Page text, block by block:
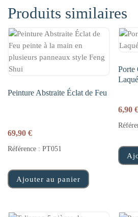
Produits similaires
Peinture Abstraite Éclat de Feu
69,90 €
Référence : PT051
Ajouter au panier
Porte
Laqué
6,90€